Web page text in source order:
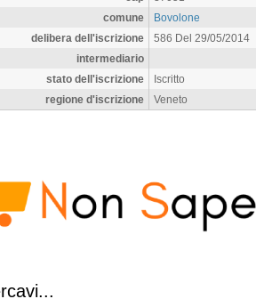
comune
Bovolone
delibera dell'iscrizione
586 Del 29/05/2014
intermediario
stato dell'iscrizione
Iscritto
regione d'iscrizione
Veneto